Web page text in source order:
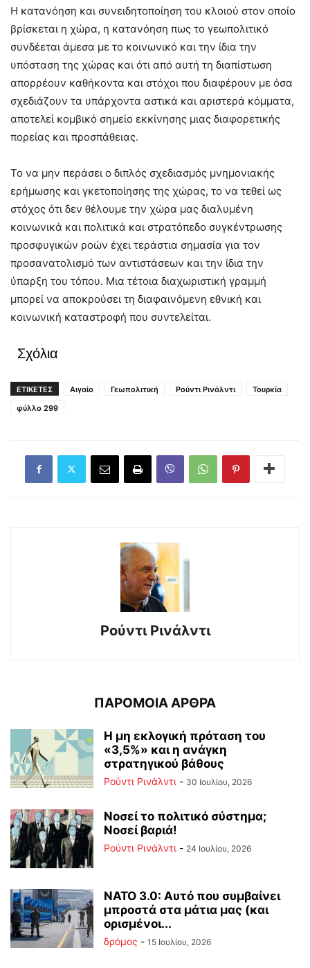
Η κατανόηση και συνειδητοποίηση του κλοιού στον οποίο
βρίσκεται η χώρα, η κατανόηση πως το γεωπολιτικό
συνδέεται άμεσα με το κοινωνικό και την ίδια την
υπόσταση της χώρας και ότι από αυτή τη διαπίστωση
απορρέουν καθήκοντα και στόχοι που διαφέρουν με όσα
σχεδιάζουν τα υπάρχοντα αστικά και αριστερά κόμματα,
αποτελεί κομβικό σημείο εκκίνησης μιας διαφορετικής
πορείας και προσπάθειας.
Το να μην περάσει ο διπλός σχεδιασμός μνημονιακής
ερήμωσης και γκετοποίησης της χώρας, το να τεθεί ως
στόχος ότι δεν θέλουμε την χώρα μας διαλυμένη
κοινωνικά και πολιτικά και στρατόπεδο συγκέντρωσης
προσφυγικών ροών έχει τεράστια σημασία για τον
προσανατολισμό των αντιστάσεων και την ίδια την
ύπαρξη του τόπου. Μια τέτοια διαχωριστική γραμμή
μπορεί να αποκρούσει τη διαφαινόμενη εθνική και
κοινωνική καταστροφή που συντελείται.
Σχόλια
ΕΤΙΚΕΤΕΣ Αιγαίο Γεωπολιτική Ρούντι Ρινάλντι
Τουρκία
φύλλο 299
Ρούντι Ρινάλντι
ΠΑΡΟΜΟΙΑ ΑΡΘΡΑ
Η μη εκλογική πρόταση του
«3,5%» και η ανάγκη
στρατηγικού βάθους
Ρούντι Ρινάλντι - 30 Ιουλίου, 2026
Νοσεί το πολιτικό σύστημα;
Νοσεί βαριά!
Ρούντι Ρινάλντι - 24 Ιουλίου, 2026
ΝΑΤΟ 3.0: Αυτό που συμβαίνει
μπροστά στα μάτια μας (και
ορισμένοι...
δρόμος - 15 Ιουλίου, 2026